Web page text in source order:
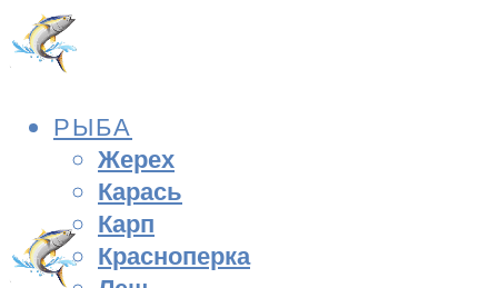
РЫБА
Жерех
Карась
Карп
Красноперка